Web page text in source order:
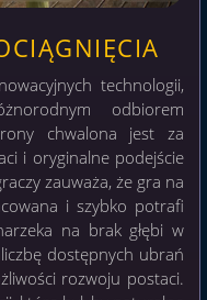
technologii,
odbiorem
chwalona jest za
i oryginalne podejście
zauważa, że gra na
i szybko potrafi
na brak głębi w
dostępnych ubrań
rozwoju postaci.